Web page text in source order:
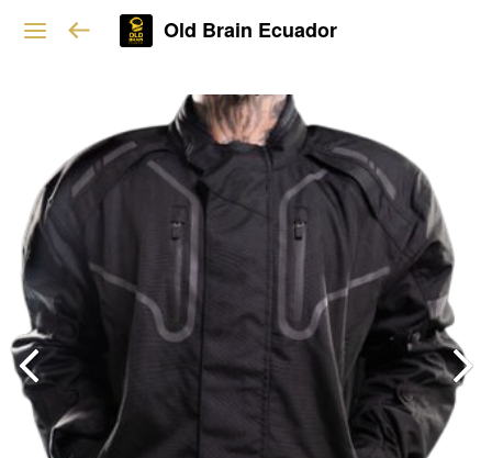
Old Brain Ecuador